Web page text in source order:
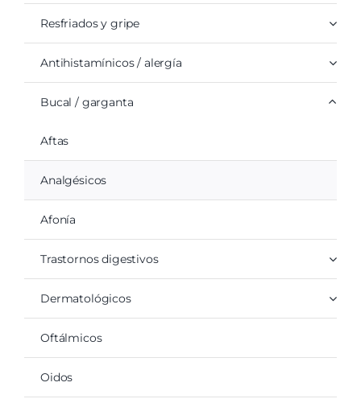
Resfriados y gripe
Antihistamínicos / alergía
Bucal / garganta
Aftas
Analgésicos
Afonía
Trastornos digestivos
Dermatológicos
Oftálmicos
Oidos